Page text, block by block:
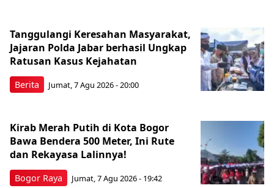
Berita
Tanggulangi Keresahan Masyarakat,
Jajaran Polda Jabar berhasil Ungkap
Ratusan Kasus Kejahatan
Jumat, 7 Agu 2026 - 20:00
Bogor Raya
Kirab Merah Putih di Kota Bogor
Bawa Bendera 500 Meter, Ini Rute
dan Rekayasa Lalinnya!
Jumat, 7 Agu 2026 - 19:42